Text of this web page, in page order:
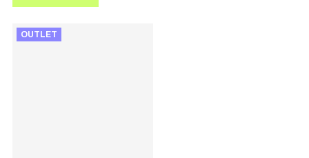
OUTLET